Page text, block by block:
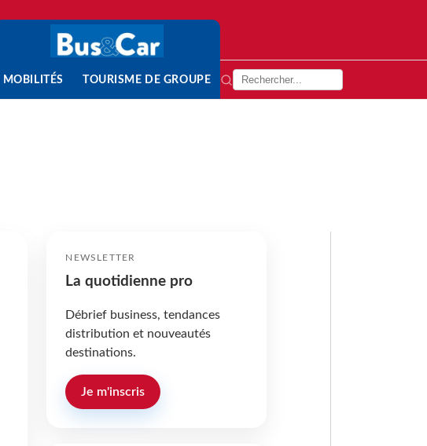
MOBILITÉS TOURISME DE GROUPE
NEWSLETTER
La quotidienne pro
Débrief business, tendances
distribution et nouveautés
destinations.
Je m'inscris